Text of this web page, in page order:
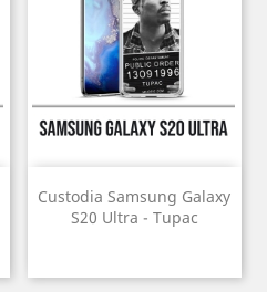
Custodia Samsung Galaxy
S20 Ultra - Tupac